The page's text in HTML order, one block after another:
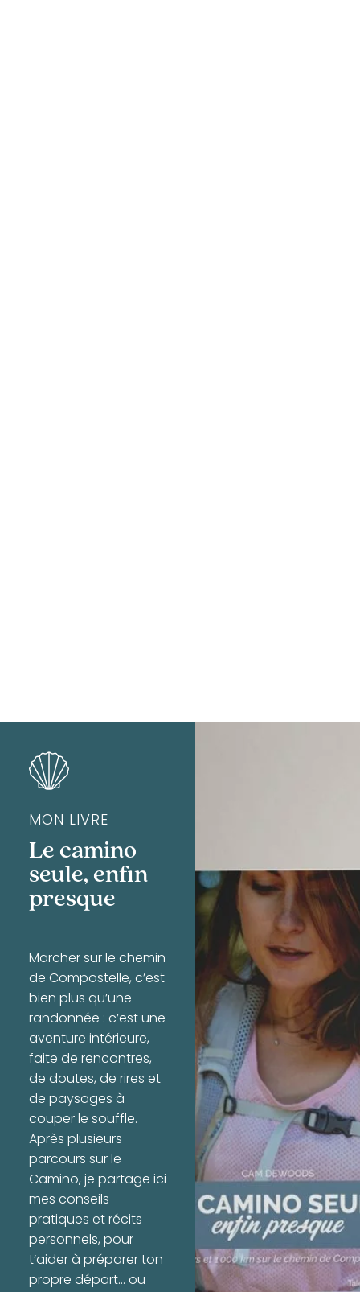
MON LIVRE
Le camino
seule, enfin
presque
Marcher sur le chemin
de Compostelle, c’est
bien plus qu’une
randonnée : c’est une
aventure intérieure,
faite de rencontres,
de doutes, de rires et
de paysages à
couper le souffle.
Après plusieurs
parcours sur le
Camino, je partage ici
mes conseils
pratiques et récits
personnels, pour
t’aider à préparer ton
propre départ… ou